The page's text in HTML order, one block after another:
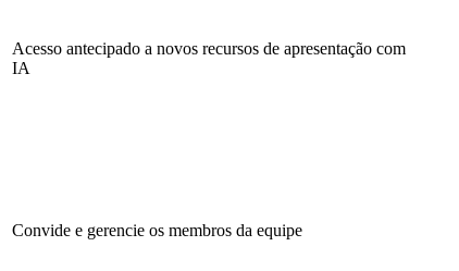
Acesso antecipado a novos recursos de apresentação com
IA
Convide e gerencie os membros da equipe